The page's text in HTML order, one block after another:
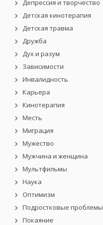
Депрессия и творчество
Детская кинотерапия
Детская травма
Дружба
Дух и разум
Зависимости
Инвалидность
Карьера
Кинотерапия
Месть
Миграция
Мужество
Мужчина и женщина
Мультфильмы
Наука
Оптимизм
Подростковые проблемы
Покаяние